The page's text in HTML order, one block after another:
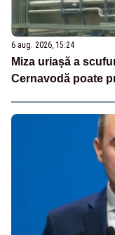
6 aug. 2026, 15:24
Miza uriașă a
Cernavodă poate